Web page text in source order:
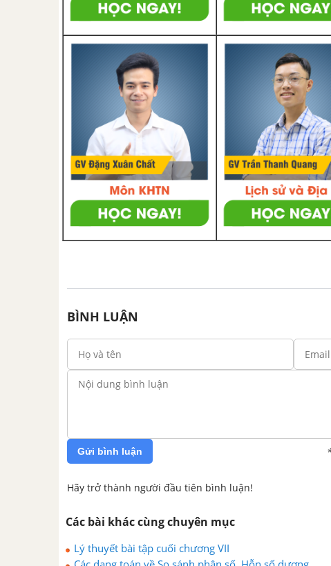
BÌNH LUẬN
Gửi bình luận
Hãy trở thành người đầu tiên bình luận!
Các bài khác cùng chuyên mục
Lý thuyết bài tập cuối chương VII